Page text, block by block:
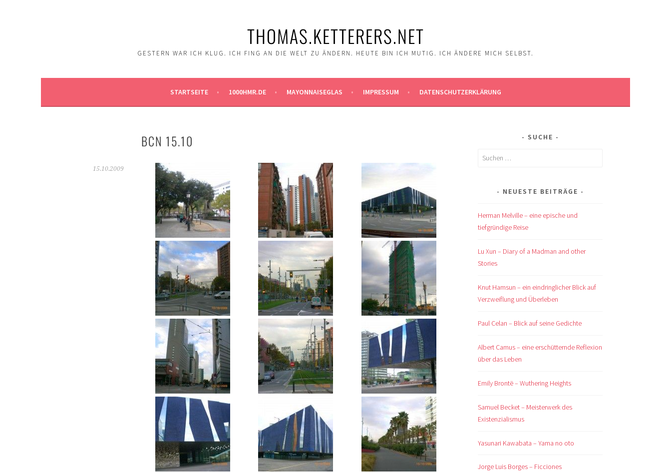
THOMAS.KETTERERS.NET
GESTERN WAR ICH KLUG. ICH FING AN DIE WELT ZU ÄNDERN. HEUTE BIN ICH MUTIG. ICH ÄNDERE MICH SELBST.
STARTSEITE 1000HMR.DE MAYONNAISEGLAS IMPRESSUM DATENSCHUTZERKLÄRUNG
BCN 15.10
15.10.2009
SUCHE
Suchen
NEUESTE BEITRÄGE
Herman Melville – eine epische und
tiefgründige Reise
Lu Xun – Diary of a Madman and other
Stories
Knut Hamsun – ein eindringlicher Blick auf
Verzweiflung und Überleben
Paul Celan – Blick auf seine Gedichte
Albert Camus – eine erschütternde Reflexion
über das Leben
Emily Brontë – Wuthering Heights
Samuel Becket – Meisterwerk des
Existenzialismus
Yasunari Kawabata – Yama no oto
Jorge Luis Borges – Ficciones